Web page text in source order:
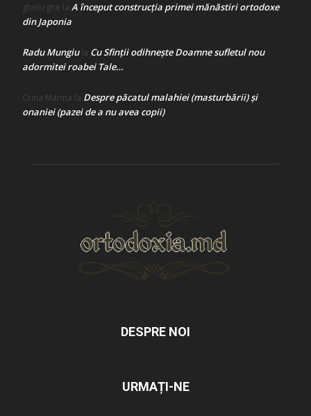
gheorghe la A început construcţia primei mănăstiri ortodoxe
din Japonia
Radu Mungiula Cu Sfinții odihnește Doamne sufletul nou
adormitei roabei Tale…
Crina Marina la Despre păcatul malahiei (masturbării) şi
onaniei (pazei de a nu avea copii)
DESPRE NOI
URMAȚI-NE